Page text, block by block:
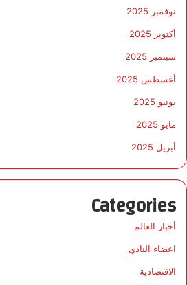
نوفمبر 2025
أكتوبر 2025
سبتمبر 2025
أغسطس 2025
يونيو 2025
مايو 2025
أبريل 2025
Categories
أخبار العالم
اعضاء النادي
الاقتصادية